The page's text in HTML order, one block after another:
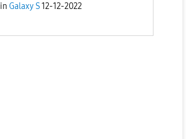
in Galaxy S12-12-2022